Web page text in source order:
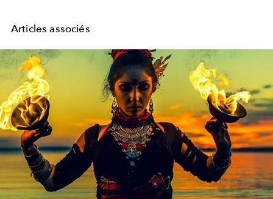
Articles associés